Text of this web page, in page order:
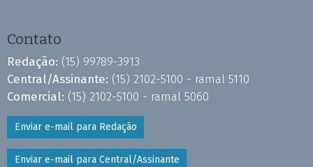
Contato
Redação: (15) 99789-3913
Central/Assinante: (15) 2102-5100 - ramal 5110
Comercial: (15) 2102-5100 - ramal 5060
Enviar e-mail para Redação
Enviar e-mail para Central/Assinante